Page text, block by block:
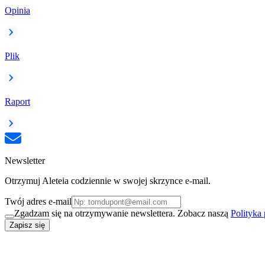
Opinia
Plik
Raport
Newsletter
Otrzymuj Aleteia codziennie w swojej skrzynce e-mail.
Twój adres e-mail
Zgadzam się na otrzymywanie newslettera. Zobacz naszą Polityka
Zapisz się